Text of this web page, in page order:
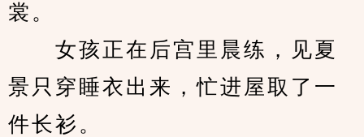
裳。
女孩正在后宫里晨练，见夏
景只穿睡衣出来，忙进屋取了一
件长衫。